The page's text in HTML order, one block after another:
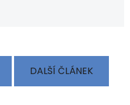
DALŠÍ ČLÁNEK